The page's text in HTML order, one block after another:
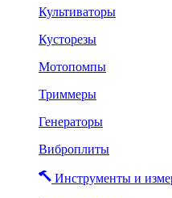
Культиваторы
Кусторезы
Мотопомпы
Триммеры
Генераторы
Виброплиты
Инструменты и